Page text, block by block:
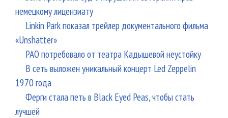
немецкому лицензиату
Linkin Park показал трейлер документального фильма
«Unshatter»
РАО потребовало от театра Кадышевой неустойку
В сеть выложен уникальный концерт Led Zeppelin
1970 года
Ферги стала петь в Black Eyed Peas, чтобы стать
лучшей